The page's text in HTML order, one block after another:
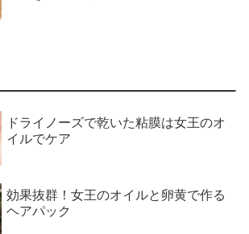
ドライノーズで乾いた粘膜は女王のオ
イルでケア
効果抜群！女王のオイルと卵黄で作る
ヘアパック